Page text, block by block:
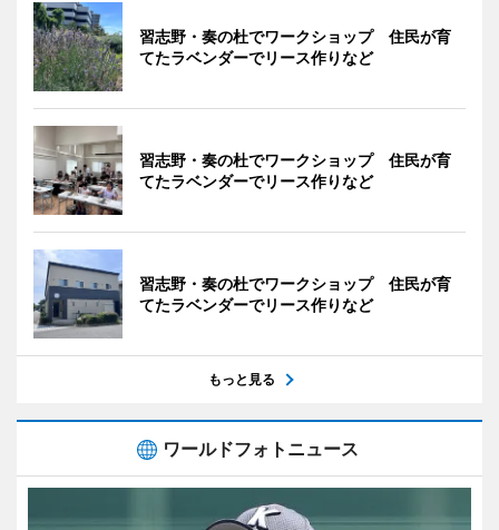
習志野・奏の杜でワークショップ 住民が育
てたラベンダーでリース作りなど
習志野・奏の杜でワークショップ 住民が育
てたラベンダーでリース作りなど
習志野・奏の杜でワークショップ 住民が育
てたラベンダーでリース作りなど
もっと見る
ワールドフォトニュース